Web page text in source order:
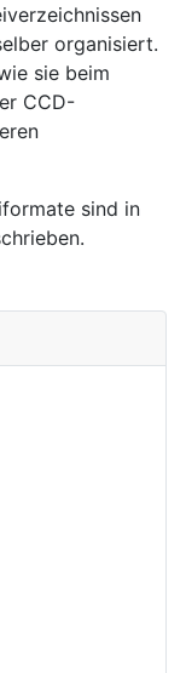
organisiert.
sie beim
CCD-
sind in